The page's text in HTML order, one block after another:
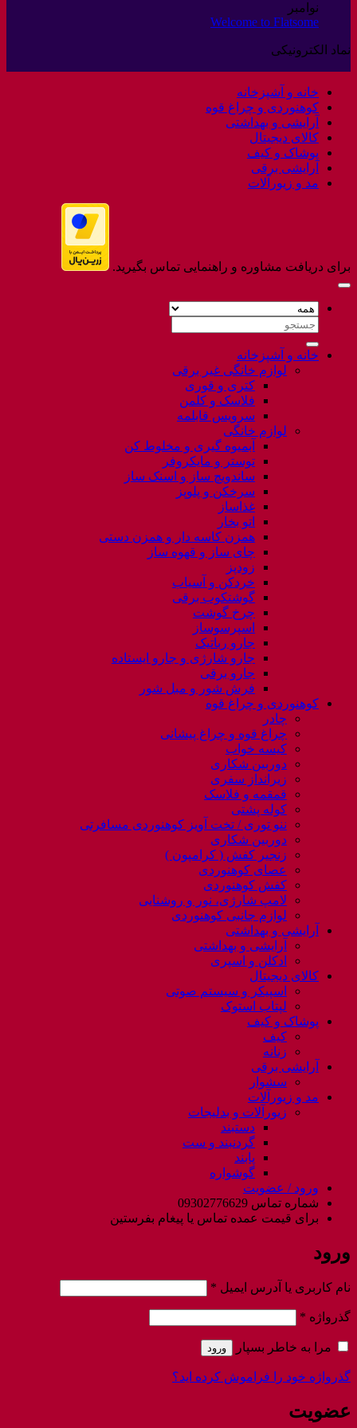
عودت
نشده
نوامبر
Welcome to Flatsomeهیچ
نماد الکترونیکی
خانه و آشپزخانه
کوهنوردی و چراغ قوه
آرایشی و بهداشتی
کالای دیجیتال
پوشاک و کیف
آرایشی برقی
مد و زیورآلات
برای دریافت مشاوره و راهنمایی تماس بگیرید.
جستجو
خانه و آشپزخانه
لوازم خانگی غیر برقی
کتری و قوری
فلاسک و کلمن
سرویس قابلمه
لوازم خانگی
آبمیوه گیری و مخلوط کن
توستر و مایکروفر
ساندویچ ساز و اسنک ساز
سرخکن و پلوپز
غذاساز
اتو بخار
همزن کاسه دار و همزن دستی
چای ساز و قهوه ساز
زودپز
خردکن و آسیاب
گوشتکوب برقی
چرخ گوشت
اسپرسوساز
جارو رباتیک
جارو شارژی و جارو ایستاده
جارو برقی
فرش شور و مبل شور
کوهنوردی و چراغ قوه
چادر
چراغ قوه و چراغ پیشانی
کیسه خواب
دوربین شکاری
زیرانداز سفری
قمقمه و فلاسک
کوله پشتی
ننو توری / تخت آویز کوهنوردی مسافرتی
دوربین شکاری
زنجیر کفش ( کرامپون )
عصای کوهنوردی
کفش کوهنوردی
لامپ شارژی، نور و روشنایی
لوازم جانبی کوهنوردی
آرایشی و بهداشتی
آرایشی و بهداشتی
ادکلن و اسپری
کالای دیجیتال
اسپیکر و سیستم صوتی
لپتاب استوک
پوشاک و کیف
کیف
زنانه
آرایشی برقی
سشوار
مد و زیورآلات
زیورآلات و بدلیجات
دستبند
گردنبند و ست
پابند
گوشواره
ورود / عضویت
شماره تماس 09302776629
برای قیمت عمده تماس یا پیغام بفرستین
ورود
نام کاربری یا آدرس ایمیل *
گذرواژه *
مرا به خاطر بسپار ورود
گذرواژه خود را فراموش کرده اید؟
عضویت